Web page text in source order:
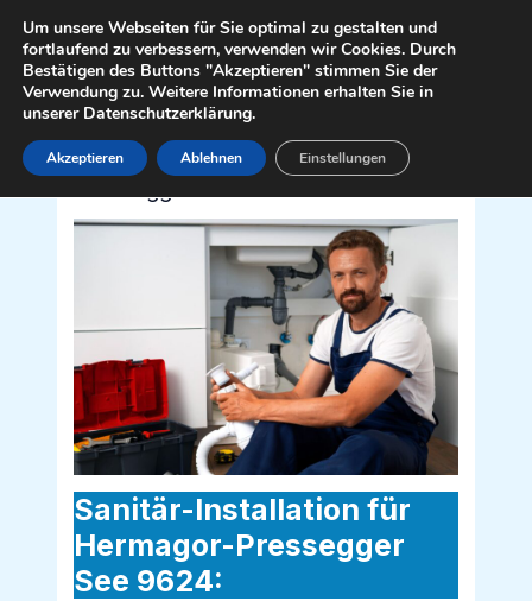
Inhalt
springen
Sanitär Installateur für Hermagor-
Sanitär-Installation für
Hermagor-Pressegger
See 9624:
Um unsere Webseiten für Sie optimal zu gestalten und
fortlaufend zu verbessern, verwenden wir Cookies. Durch
Bestätigen des Buttons "Akzeptieren" stimmen Sie der
Verwendung zu. Weitere Informationen erhalten Sie in
unserer Datenschutzerklärung.
Akzeptieren Ablehnen Einstellungen